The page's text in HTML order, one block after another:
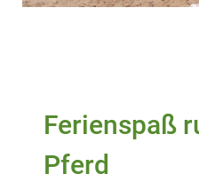
Ferienspaß
Pferd